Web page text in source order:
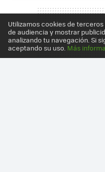
Utilizamos cookies de
de audiencia y mostrar
analizando tu navegación. Si
aceptando su uso. Más